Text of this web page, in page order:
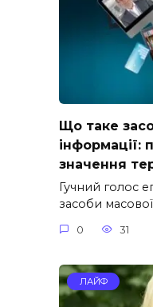
Що таке
інформації:
значення
Гучний голос
засоби
0 31
ЛАЙФ